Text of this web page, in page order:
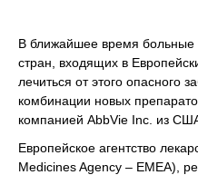
В ближайшее время больные
стран, входящих в
лечиться от этого опасного
комбинации новых
компанией AbbVie Inc. из
Европейское агентство
Medicines Agency – EMEA),